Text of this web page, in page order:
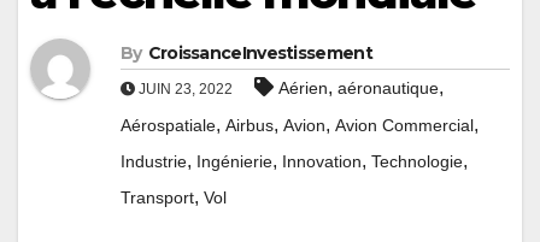
By CroissanceInvestissement
JUIN 23, 2022 Aérien, aéronautique,
Aérospatiale, Airbus, Avion, Avion Commercial,
Industrie, Ingénierie, Innovation, Technologie,
Transport, Vol